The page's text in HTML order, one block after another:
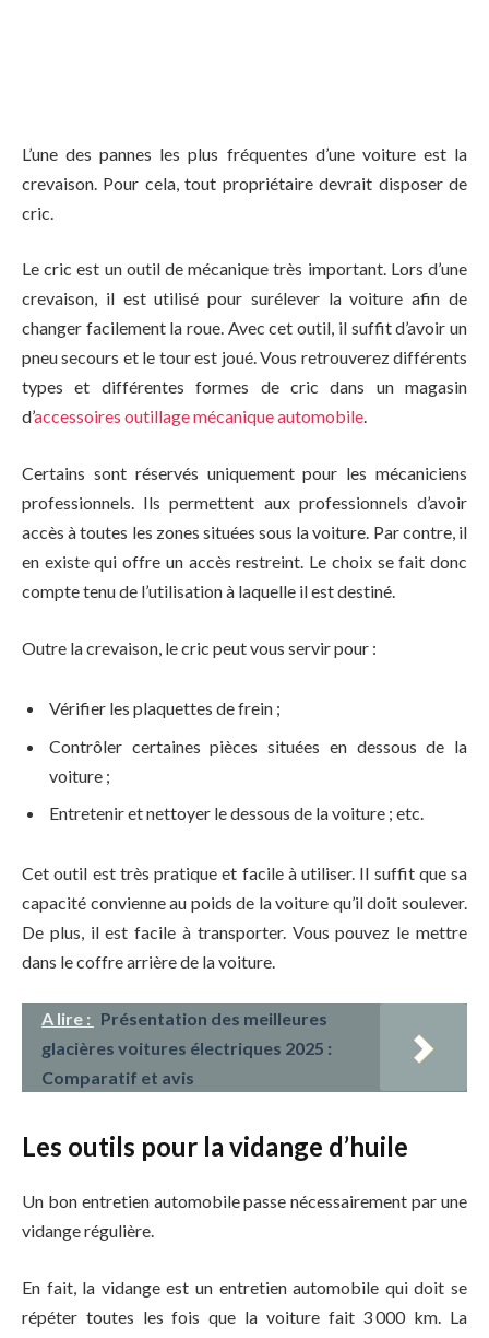
L’une des pannes les plus fréquentes d’une voiture est la
crevaison. Pour cela, tout propriétaire devrait disposer de
cric.
Le cric est un outil de mécanique très important. Lors d’une
crevaison, il est utilisé pour surélever la voiture afin de
changer facilement la roue. Avec cet outil, il suffit d’avoir un
pneu secours et le tour est joué. Vous retrouverez différents
types et différentes formes de cric dans un magasin
d’accessoires outillage mécanique automobile.
Certains sont réservés uniquement pour les mécaniciens
professionnels. Ils permettent aux professionnels d’avoir
accès à toutes les zones situées sous la voiture. Par contre, il
en existe qui offre un accès restreint. Le choix se fait donc
compte tenu de l’utilisation à laquelle il est destiné.
Outre la crevaison, le cric peut vous servir pour :
Vérifier les plaquettes de frein ;
Contrôler certaines pièces situées en dessous de la
voiture ;
Entretenir et nettoyer le dessous de la voiture ; etc.
Cet outil est très pratique et facile à utiliser. Il suffit que sa
capacité convienne au poids de la voiture qu’il doit soulever.
De plus, il est facile à transporter. Vous pouvez le mettre
dans le coffre arrière de la voiture.
A lire : Présentation des meilleures
glacières voitures électriques 2025 :
Comparatif et avis
Les outils pour la vidange d’huile
Un bon entretien automobile passe nécessairement par une
vidange régulière.
En fait, la vidange est un entretien automobile qui doit se
répéter toutes les fois que la voiture fait 3 000 km. La